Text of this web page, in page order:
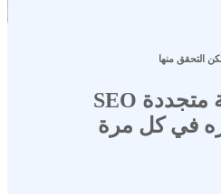
التحقق منها
في كل مرة